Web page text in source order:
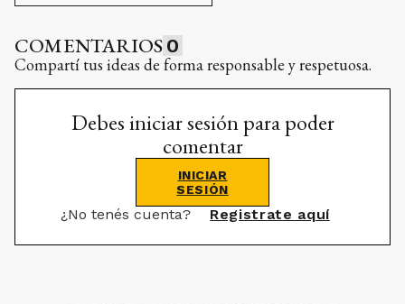
COMENTARIOS 0
Compartí tus ideas de forma responsable y respetuosa.
Debes iniciar sesión para poder
comentar
INICIAR
SESIÓN
¿No tenés cuenta? Registrate aquí